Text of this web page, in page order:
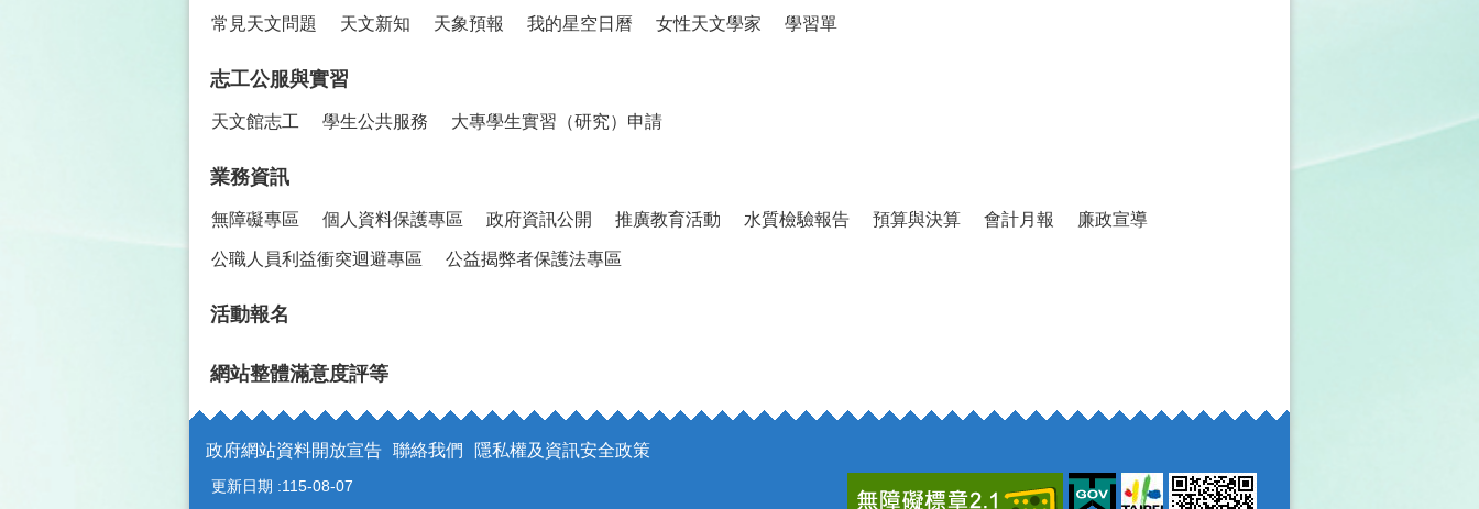
常見天文問題 天文新知 天象預報 我的星空日曆 女性天文學家 學習單
志工公服與實習
天文館志工 學生公共服務 大專學生實習（研究）申請
業務資訊
無障礙專區 個人資料保護專區 政府資訊公開 推廣教育活動 水質檢驗報告 預算與決算 會計月報 廉政宣導
公職人員利益衝突迴避專區 公益揭弊者保護法專區
活動報名
網站整體滿意度評等
政府網站資料開放宣告 聯絡我們 隱私權及資訊安全政策
更新日期 115-08-07